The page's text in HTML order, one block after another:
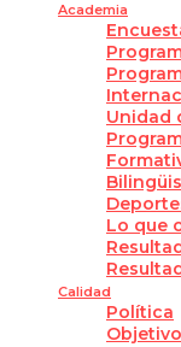
Academia
Unidad
Lo que
Calidad
Política